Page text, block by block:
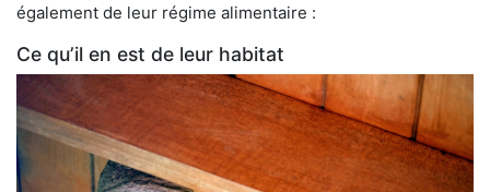
également de leur régime alimentaire :
Ce qu’il en est de leur habitat